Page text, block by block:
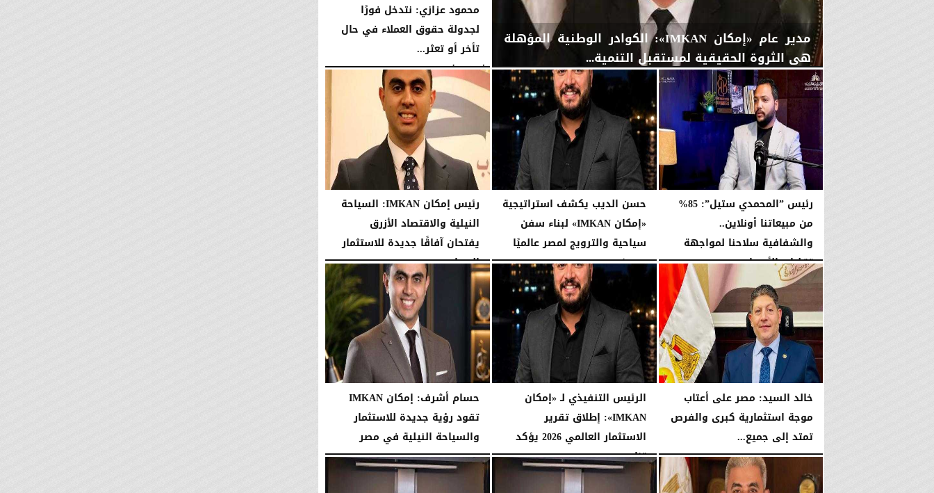
مدير عام «إمكان IMKAN»: الكوادر الوطنية المؤهلة
هي الثروة الحقيقية لمستقبل التنمية...
08:31 مـ
محمود عزازي: نتدخل فورًا
لجدولة حقوق العملاء في حال
تأخر أو تعثر...
الأربعاء، 5 أغسطس 2026 08:21 مـ
رئيس ”المحمدي ستيل”: 85%
من مبيعاتنا أونلاين..
والشفافية سلاحنا لمواجهة
تقلبات الأسعار
الأربعاء، 5 أغسطس 2026 06:02 مـ
حسن الديب يكشف استراتيجية
«إمكان IMKAN» لبناء سفن
سياحية والترويج لمصر عالميًا
الإثنين، 3 أغسطس 2026 07:31 مـ
رئيس إمكان IMKAN: السياحة
النيلية والاقتصاد الأزرق
يفتحان آفاقًا جديدة للاستثمار
السياحي...
الأحد، 2 أغسطس 2026 01:37 مـ
خالد السيد: مصر على أعتاب
موجة استثمارية كبرى والفرص
تمتد إلى جميع...
الجمعة، 31 يوليو 2026 02:42 صـ
الرئيس التنفيذي لـ «إمكان
IMKAN»: إطلاق تقرير
الاستثمار العالمي 2026 يؤكد
تنامي...
الثلاثاء، 28 يوليو 2026 08:41 مـ
حسام أشرف: إمكان IMKAN
تقود رؤية جديدة للاستثمار
والسياحة النيلية في مصر
الجمعة، 24 يوليو 2026 09:55 مـ